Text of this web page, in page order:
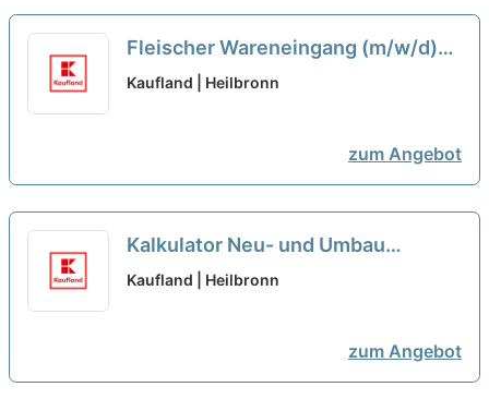
Fleischer Wareneingang (m/w/d)
neu
Kaufland | Heilbronn
zum Angebot
Kalkulator Neu- und Umbau
(m/w/d) neu
Kaufland | Heilbronn
zum Angebot